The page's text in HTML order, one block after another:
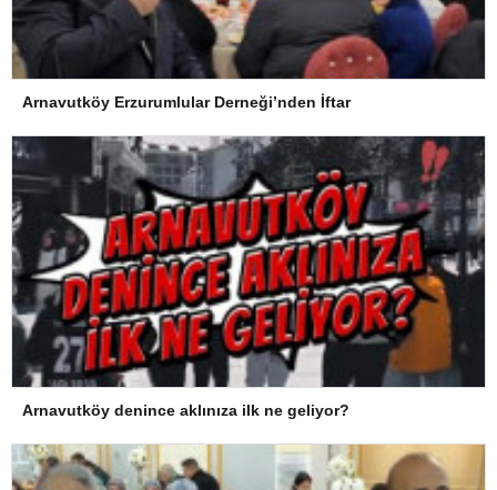
Arnavutköy Erzurumlular Derneği’nden İftar
Arnavutköy denince aklınıza ilk ne geliyor?